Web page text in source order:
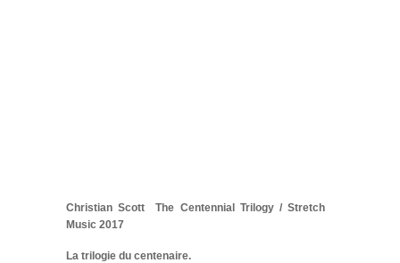
Christian Scott The Centennial Trilogy / Stretch
Music 2017
La trilogie du centenaire.